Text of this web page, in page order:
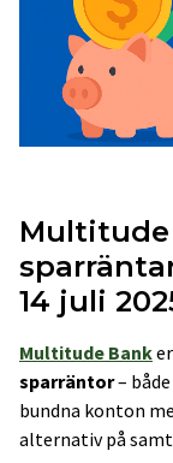
Multitude
14 juli
Multitude Bank
sparräntor–
bundna konton
alternativ på